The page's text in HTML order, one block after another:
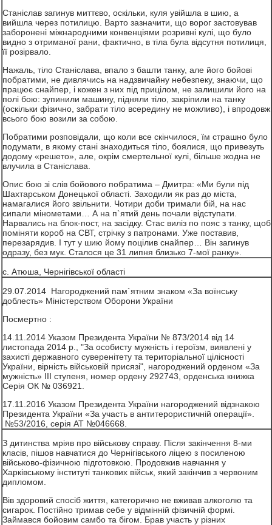
Станіслав загинув миттєво, оскільки, куля увійшла в шию, а
вийшла через потилицю. Варто зазначити, що ворог застовував
заборонені міжнародними конвенціями розривні кулі, що було
видно з отриманої рани, фактично, в тіла була відсутня потилиця,
її розірвало.
Нажаль, тіло Станіслава, впало з башти танку, але його бойові
побратими, не дивлячись на надзвичайну небезпеку, знаючи, що
працює снайпер, і кожен з них під прицілом, не залишили його на
полі бою: зупинили машину, підняли тіло, закріпили на танку
(оскільки фізично, забрати тіло всередину не можливо), і впродовж
всього бою возили за собою.
Побратими розповідали, що коли все скінчилося, їм страшно було
подумати, в якому стані знаходиться тіло, боялися, що привезуть
додому «решето», але, окрім смертельної кулі, більше жодна не
влучила в Станіслава.
Опис бою зі слів бойового побратима – Дмитра: «Ми були під
Шахтарськом Донецької області. Заходили як раз до міста,
намагалися його звільнити. Чотири доби тримали бій, на нас
сипали мінометами… А на п`ятий день почали відступати.
Нарвались на блок-пост, на засідку. Стас виліз по пояс з танку, щоб
поміняти короб на СВТ, стрічку з патронами. Уже поставив,
перезарядив. І тут у шию йому поцілив снайпер… Він загинув
одразу, без мук. Сталося це 31 липня близько 7-мої ранку».
с. Атюша, Чернігівської області
29.07.2014 Нагороджений пам`ятним знаком «За воїнську
доблесть» Міністерством Оборони України
Посмертно :
14.11.2014 Указом Президента України № 873/2014 від 14
листопада 2014 р., "За особисту мужність і героїзм, виявлені у
захисті державного суверенітету та територіальної цілісності
України, вірність військовій присязі", нагороджений орденом «За
мужність» III ступеня, номер ордену 292743, орденська книжка
Серія ОК № 036921.
17.11.2016 Указом Президента України нагороджений відзнакою
Президента України «За участь в антитерористичній операції».
№53/2016, серія АТ №046668.
З дитинства мріяв про військову справу. Після закінчення 8-ми
класів, пішов навчатися до Чернігівського ліцею з посиленою
військово-фізичною підготовкою. Продовжив навчання у
Харківському інституті танкових військ, який закінчив з червоним
дипломом.
Вів здоровий спосіб життя, категорично не вживав алкоголю та
сигарок. Постійно тримав себе у відмінній фізичній формі.
Займався бойовим самбо та бігом. Брав участь у різних